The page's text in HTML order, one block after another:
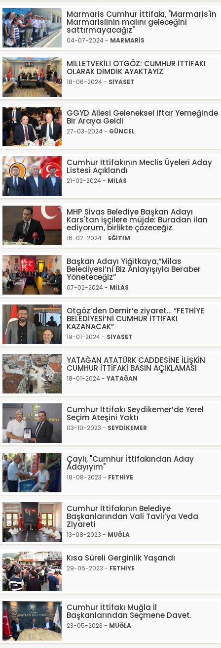
Marmaris Cumhur İttifakı, "Marmaris'in
Marmarislinin malını geleceğini
sattırmayacağız"
04-07-2024 - MARMARİS
MİLLETVEKİLİ OTGÖZ: CUMHUR İTTİFAKI
OLARAK DİMDİK AYAKTAYIZ
18-06-2024 - SİYASET
GGYD Ailesi Geleneksel iftar Yemeğinde
Bir Araya Geldi
27-03-2024 - GÜNCEL
Cumhur İttifakının Meclis Üyeleri Aday
Listesi Açıklandı
21-02-2024 - MİLAS
MHP Sivas Belediye Başkan Adayı
Kars'tan işçilere müjde: Buradan ilan
ediyorum, birlikte çözeceğiz
16-02-2024 - EĞİTİM
Başkan Adayı Yiğitkaya,“Milas
Belediyesi’ni Biz Anlayışıyla Beraber
Yöneteceğiz”
07-02-2024 - MİLAS
Otgöz’den Demir’e ziyaret… “FETHİYE
BELEDİYESİ’Nİ CUMHUR İTTİFAKI
KAZANACAK”
19-01-2024 - SİYASET
YATAĞAN ATATÜRK CADDESİNE İLİŞKİN
CUMHUR İTTİFAKİ BASIN AÇIKLAMASI
18-01-2024 - YATAĞAN
Cumhur İttifakı Seydikemer’de Yerel
Seçim Ateşini Yaktı
03-10-2023 - SEYDİKEMER
Çaylı, "Cumhur İttifakından Aday
Adayıyım"
18-08-2023 - FETHİYE
Cumhur İttifakının Belediye
Başkanlarından Vali Tavlı’ya Veda
Ziyareti
13-08-2023 - MUĞLA
Kısa Süreli Gerginlik Yaşandı
29-05-2023 - FETHİYE
Cumhur İttifakı Muğla İl
Başkanlarından Seçmene Davet.
23-05-2023 - MUĞLA